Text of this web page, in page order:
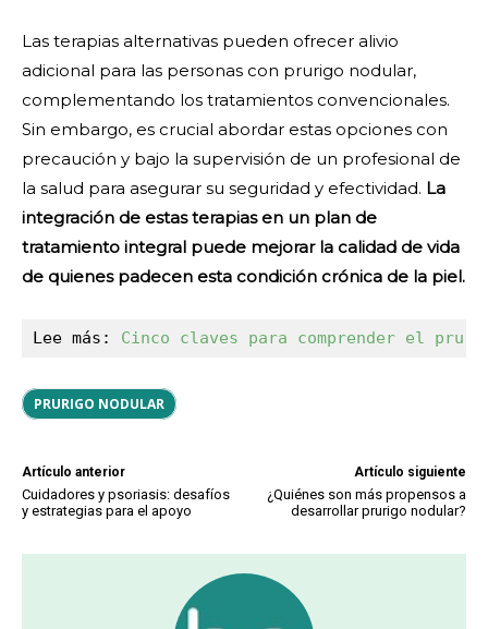
Las terapias alternativas pueden ofrecer alivio
adicional para las personas con prurigo nodular,
complementando los tratamientos convencionales.
Sin embargo, es crucial abordar estas opciones con
precaución y bajo la supervisión de un profesional de
la salud para asegurar su seguridad y efectividad. La
integración de estas terapias en un plan de
tratamiento integral puede mejorar la calidad de vida
de quienes padecen esta condición crónica de la piel.
Lee más: Cinco claves para comprender el
PRURIGO NODULAR
Artículo anterior
Cuidadores y psoriasis: desafíos
y estrategias para el apoyo
Artículo siguiente
¿Quiénes son más propensos a
desarrollar prurigo nodular?